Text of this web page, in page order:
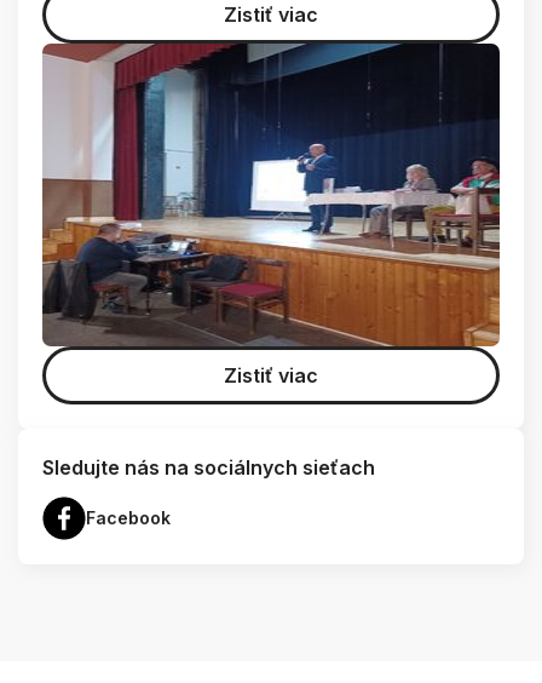
Zistiť viac
Zistiť viac
Sledujte nás na sociálnych sieťach
Facebook